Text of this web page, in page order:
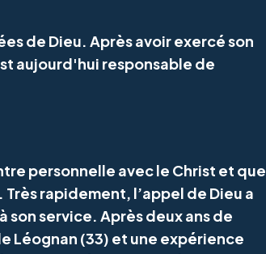
de Dieu. Après avoir exercé son
aujourd'hui responsable de
personnelle avec le Christ et que
rapidement, l’appel de Dieu a
son service. Après deux ans de
Léognan (33) et une expérience